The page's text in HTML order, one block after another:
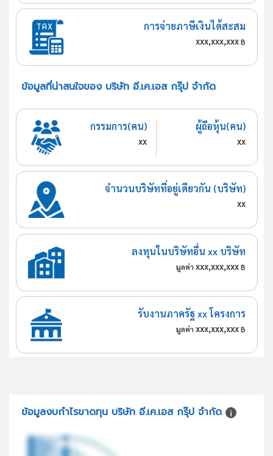
การจ่ายภาษีเงินได้สะสม
xxx,xxx,xxx฿
ข้อมูลที่น่าสนใจของ บริษัท อี.เค.เอส กรุ๊ป จำกัด
กรรมการ(คน)
xx
ผู้ถือหุ้น(คน)
xx
จำนวนบริษัทที่อยู่เดียวกัน (บริษัท)
xx
ลงทุนในบริษัทอื่น xx บริษัท
มูลค่า xxx,xxx,xxx ฿
รับงานภาครัฐ xx โครงการ
มูลค่า xxx,xxx,xxx ฿
ข้อมูลงบกำไรขาดทุน บริษัท อี.เค.เอส กรุ๊ป จำกัด